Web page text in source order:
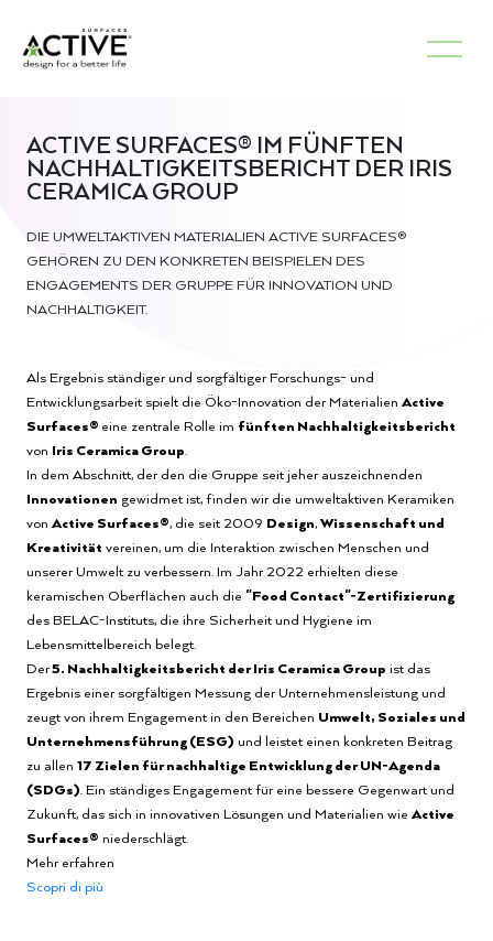
ACTIVE SURFACES® IM FÜNFTEN
NACHHALTIGKEITSBERICHT DER IRIS
CERAMICA GROUP
DIE UMWELTAKTIVEN MATERIALIEN ACTIVE SURFACES®
GEHÖREN ZU DEN KONKRETEN BEISPIELEN DES
ENGAGEMENTS DER GRUPPE FÜR INNOVATION UND
NACHHALTIGKEIT.
Als Ergebnis ständiger und sorgfältiger Forschungs- und
Entwicklungsarbeit spielt die Öko-Innovation der Materialien Active
Surfaces® eine zentrale Rolle im fünften Nachhaltigkeitsbericht
von Iris Ceramica Group.
In dem Abschnitt, der den die Gruppe seit jeher auszeichnenden
Innovationen gewidmet ist, finden wir die umweltaktiven Keramiken
von Active Surfaces®, die seit 2009 Design,Wissenschaft und
Kreativitätvereinen, um die Interaktion zwischen Menschen und
unserer Umwelt zu verbessern. Im Jahr 2022 erhielten diese
keramischen Oberflächen auch die "Food Contact"-Zertifizierung
des BELAC-Instituts, die ihre Sicherheit und Hygiene im
Lebensmittelbereich belegt.
Der5. Nachhaltigkeitsbericht der Iris Ceramica Group ist das
Ergebnis einer sorgfältigen Messung der Unternehmensleistung und
zeugt von ihrem Engagement in den Bereichen Umwelt, Soziales und
Unternehmensführung (ESG) und leistet einen konkreten Beitrag
zu allen 17 Zielen für nachhaltige Entwicklung der UN-Agenda
(SDGs). Ein ständiges Engagement für eine bessere Gegenwart und
Zukunft, das sich in innovativen Lösungen und Materialien wie Active
Surfaces® niederschlägt.
Mehr erfahren
Scopri di più